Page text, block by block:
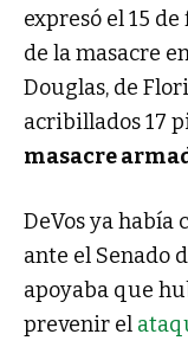
expresó el 15
de la masacre
Douglas, de
acribillados 17
masacre
DeVos ya había
ante el Senado
apoyaba que
prevenir el